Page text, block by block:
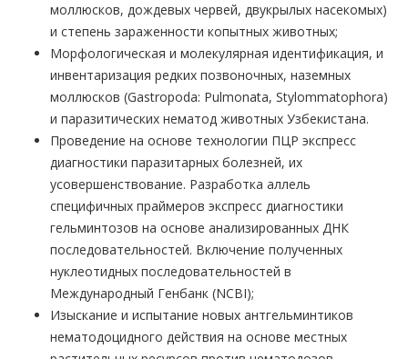
моллюсков, дождевых червей, двукрылых насекомых)
и степень зараженности копытных животных;
Морфологическая и молекулярная идентификация, и
инвентаризация редких позвоночных, наземных
моллюсков (Gastropoda: Pulmonata, Stylommatophora)
и паразитических нематод животных Узбекистана.
Проведение на основе технологии ПЦР экспресс
диагностики паразитарных болезней, их
усовершенствование. Разработка аллель
специфичных праймеров экспресс диагностики
гельминтозов на основе анализированных ДНК
последовательностей. Включение полученных
нуклеотидных последовательностей в
Международный Генбанк (NCBI);
Изыскание и испытание новых антгельминтиков
нематодоцидного действия на основе местных